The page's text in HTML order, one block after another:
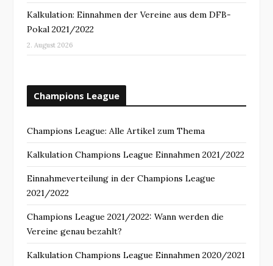
Kalkulation: Einnahmen der Vereine aus dem DFB-
Pokal 2021/2022
2. August 2026
Champions League
Champions League: Alle Artikel zum Thema
Kalkulation Champions League Einnahmen 2021/2022
Einnahmeverteilung in der Champions League
2021/2022
Champions League 2021/2022: Wann werden die
Vereine genau bezahlt?
Kalkulation Champions League Einnahmen 2020/2021